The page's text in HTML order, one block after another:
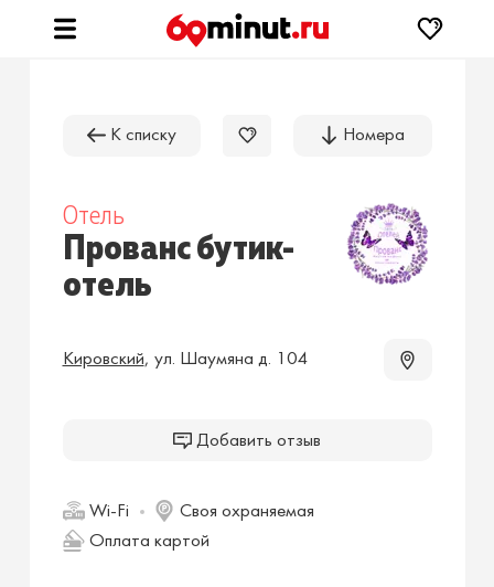
К списку Номера
Отель
Прованс бутик-
отель
Кировский, ул. Шаумяна д. 104
Добавить отзыв
Wi-Fi
Своя охраняемая
Оплата картой